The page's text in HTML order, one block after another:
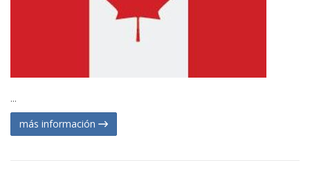
...
más información